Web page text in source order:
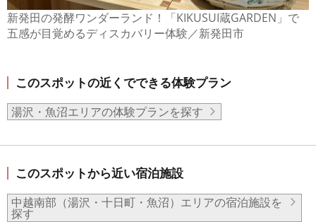
新発田の発酵ワンダーランド！「KIKUSUI蔵GARDEN」で
五感が目覚めるディスカバリー体験／新発田市
このスポットの近くでできる体験プラン
湯沢・魚沼エリアの体験プランを探す
このスポットから近い宿泊施設
中越南部（湯沢・十日町・魚沼）エリアの宿泊施設を
探す